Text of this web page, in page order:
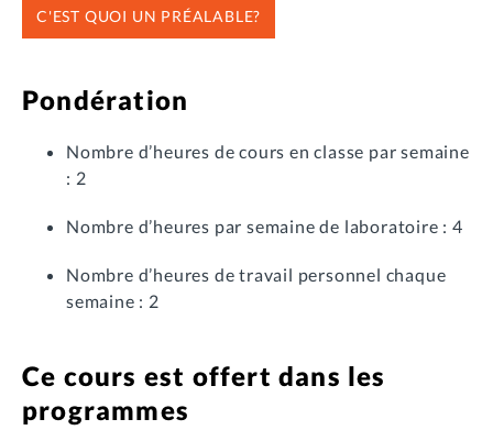
C'EST QUOI UN PRÉALABLE?
Pondération
Nombre d’heures de cours en classe par semaine
: 2
Nombre d’heures par semaine de laboratoire : 4
Nombre d’heures de travail personnel chaque
semaine : 2
Ce cours est offert dans les
programmes